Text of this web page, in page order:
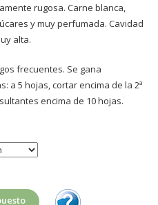
rugosa. Carne blanca,
y muy perfumada. Cavidad
alta.
frecuentes. Se gana
a 5 hojas, cortar encima de la 2ª
encima de 10 hojas.